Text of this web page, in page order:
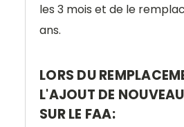
les 3 mois et de le
ans.
LORS DU
L'AJOUT DE
SUR LE FAA: